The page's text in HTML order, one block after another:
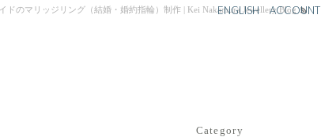
のマリッジリング（結婚・婚約指輪）制作 | Kei Nakamura Jewellery Blog
ENGLISH ACCOUNT
Category